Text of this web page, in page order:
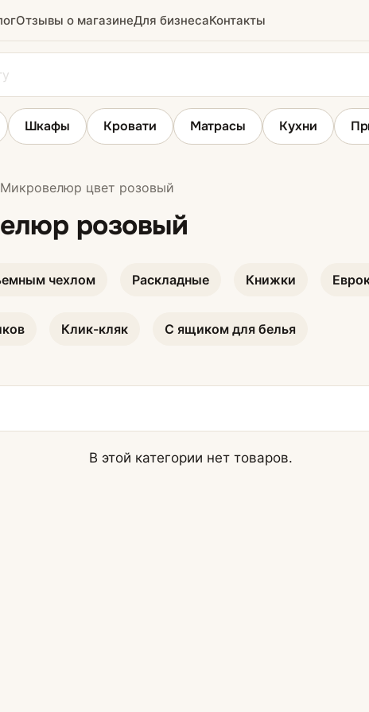
Отзывы о магазинеДля бизнесаКонтакты
Шкафы Кровати Матрасы Кухни
Микровелюр цвет розовый
розовый
чехлом Раскладные Книжки
Клик-кляк С ящиком для белья
В этой категории нет товаров.